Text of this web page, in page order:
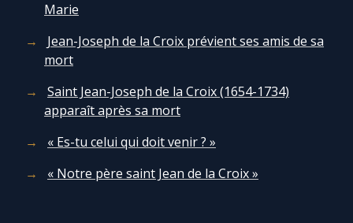
Marie
Jean-Joseph de la Croix prévient ses amis de sa
mort
Saint Jean-Joseph de la Croix (1654-1734)
apparaît après sa mort
« Es-tu celui qui doit venir ? »
« Notre père saint Jean de la Croix »